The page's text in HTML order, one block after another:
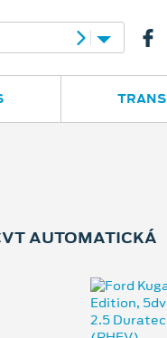
AUTOMATICKÁ